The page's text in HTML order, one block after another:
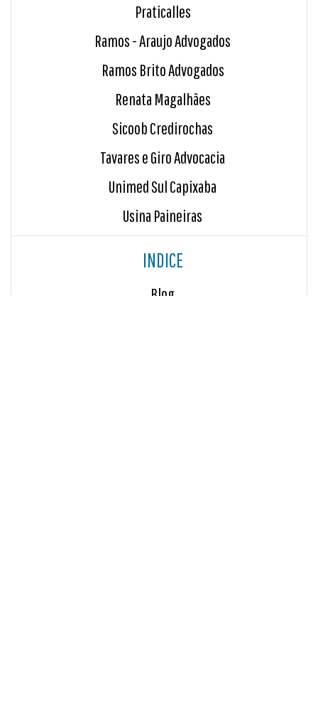
Praticalles
Ramos - Araujo Advogados
Ramos Brito Advogados
Renata Magalhães
Sicoob Credirochas
Tavares e Giro Advocacia
Unimed Sul Capixaba
Usina Paineiras
INDICE
Blog